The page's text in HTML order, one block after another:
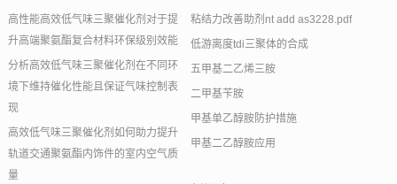
高性能高效低气味三聚催化剂对于提
升高端聚氨酯复合材料环保级别效能
分析高效低气味三聚催化剂在不同环
境下维持催化性能且保证气味控制表
现
高效低气味三聚催化剂如何助力提升
轨道交通聚氨酯内饰件的室内空气质
量
粘结力改善助剂nt add as3228.pdf
低游离度tdi三聚体的合成
五甲基二乙烯三胺
二甲基苄胺
甲基单乙醇胺防护措施
甲基二乙醇胺应用